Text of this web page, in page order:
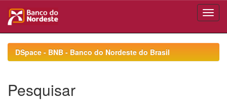
navigationDSpace - BNB - Banco do Nordeste do Brasil
Pesquisar